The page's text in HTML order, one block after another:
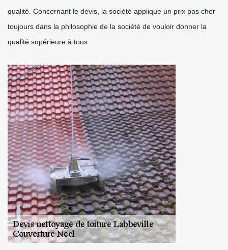
qualité. Concernant le devis, la société applique un prix pas cher
toujours dans la philosophie de la société de vouloir donner la
qualité supérieure à tous.